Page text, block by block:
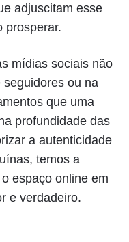
adjuscitam esse
prosperar.
mídias sociais não
ou na
que uma
profundidade das
a autenticidade
temos a
espaço online em
e verdadeiro.